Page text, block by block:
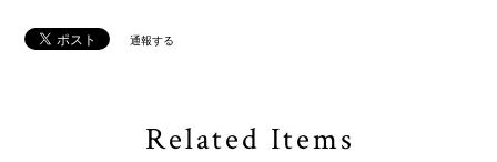
通報する
Related Items